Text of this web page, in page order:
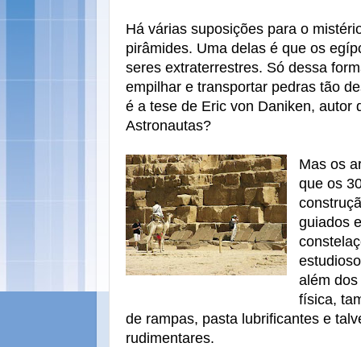
Há várias suposições para o
pirâmides. Uma delas é que os
seres extraterrestres. Só dessa
empilhar e transportar pedras tão
é a tese de Eric von Daniken, autor
Astronautas?
Mas os
que os
guiados
além
física,
de rampas, pasta lubrificantes e
rudimentares.